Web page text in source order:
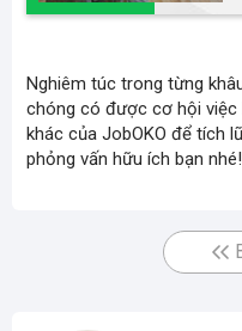
Nghiêm túc trong từng
chóng có được cơ hội việc
khác của JobOKO để tích
phỏng vấn hữu ích bạn nhé!